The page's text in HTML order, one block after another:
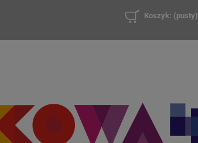
Koszyk: (pusty)